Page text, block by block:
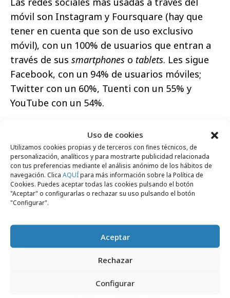
Uso de cookies
Utilizamos cookies propias y de terceros con fines técnicos, de
personalización, analíticos y para mostrarte publicidad relacionada
con tus preferencias mediante el análisis anónimo de los hábitos de
navegación. Clica AQUÍpara más información sobre la Política de
Cookies. Puedes aceptar todas las cookies pulsando el botón
"Aceptar" o configurarlas o rechazar su uso pulsando el botón
"Configurar".
Aceptar
Rechazar
Configurar
móvil son Instagram y Foursquare (hay que
tener en cuenta que son de uso exclusivo
móvil), con un 100% de usuarios que entran a
través de sus smartphones o tablets. Les sigue
Facebook, con un 94% de usuarios móviles;
Twitter con un 60%, Tuenti con un 55% y
YouTube con un 54%.
Comparte
Noticias Relacionadas
Formación y estudios